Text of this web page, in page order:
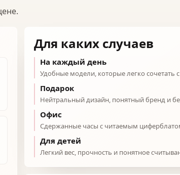
Для каких случаев
На каждый день
Удобные модели, которые легко сочетать
Подарок
Нейтральный дизайн, понятный бренд и
Офис
Сдержанные часы с читаемым
Для детей
Легкий вес, прочность и понятное